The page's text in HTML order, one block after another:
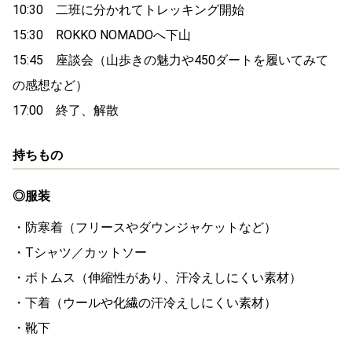
10:30 二班に分かれてトレッキング開始
15:30 ROKKO NOMADOへ下山
15:45 座談会（山歩きの魅力や450ダートを履いてみて
の感想など）
17:00 終了、解散
持ちもの
◎服装
・防寒着（フリースやダウンジャケットなど）
・Tシャツ／カットソー
・ボトムス（伸縮性があり、汗冷えしにくい素材）
・下着（ウールや化繊の汗冷えしにくい素材）
・靴下